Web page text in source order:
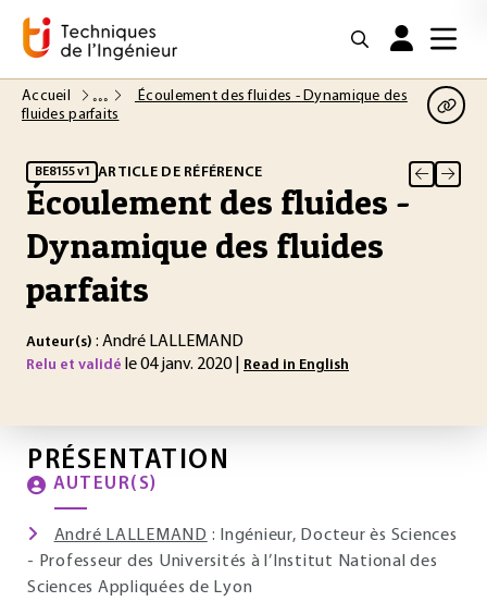
Accueil
Écoulement des fluides - Dynamique des
fluides parfaits
BE8155 v1 ARTICLE DE RÉFÉRENCE
Écoulement des fluides -
Dynamique des fluides
parfaits
Auteur(s) : André LALLEMAND
Relu et validé le 04 janv. 2020 | Read in English
PRÉSENTATION
AUTEUR(S)
André LALLEMAND : Ingénieur, Docteur ès Sciences
- Professeur des Universités à l’Institut National des
Sciences Appliquées de Lyon